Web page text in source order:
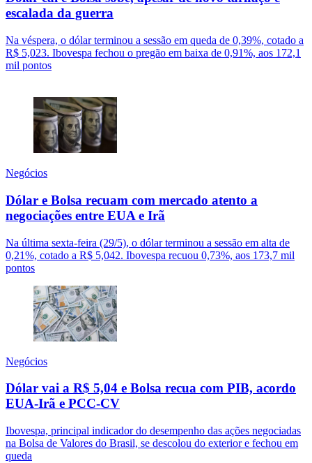
escalada da guerra
Na véspera, o dólar terminou a sessão em queda de 0,39%, cotado a
R$ 5,023. Ibovespa fechou o pregão em baixa de 0,91%, aos 172,1
mil pontos
Negócios
Dólar e Bolsa recuam com mercado atento a
negociações entre EUA e Irã
Na última sexta-feira (29/5), o dólar terminou a sessão em alta de
0,21%, cotado a R$ 5,042. Ibovespa recuou 0,73%, aos 173,7 mil
pontos
Negócios
Dólar vai a R$ 5,04 e Bolsa recua com PIB, acordo
EUA-Irã e PCC-CV
Ibovespa, principal indicador do desempenho das ações negociadas
na Bolsa de Valores do Brasil, se descolou do exterior e fechou em
queda